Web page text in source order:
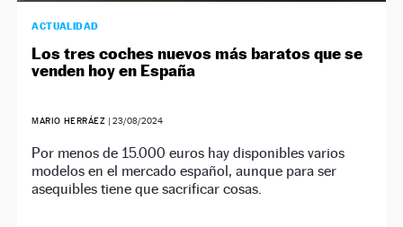
ACTUALIDAD
Los tres coches nuevos más baratos que se
venden hoy en España
MARIO HERRÁEZ |23/08/2024
Por menos de 15.000 euros hay disponibles varios
modelos en el mercado español, aunque para ser
asequibles tiene que sacrificar cosas.